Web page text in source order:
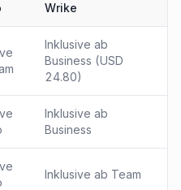
Wrike
Inklusive ab
Business (USD
24.80)
Inklusive ab
Business
Inklusive ab Team